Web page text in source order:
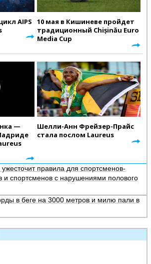
AIPS
10 мая в Кишиневе пройдет
традиционный Chișinău Euro
Media Cup
—
Шелли-Анн Фрейзер-Прайс
стала послом Laureus
правила для спортсменов-
и спортсменов с нарушениями полового
в беге на 3000 метров и милю пали в